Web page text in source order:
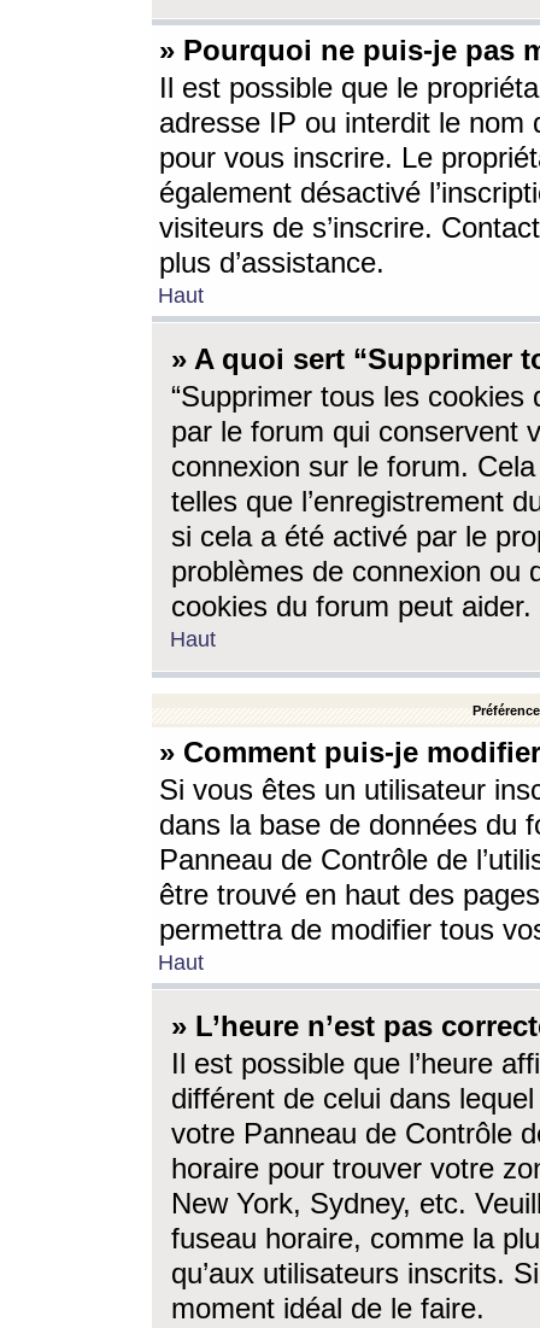
» Pourquoi ne puis-je pas
Il est possible que le
adresse IP ou interdit le nom
pour vous inscrire. Le
également désactivé
visiteurs de s’inscrire.
plus d’assistance.
Haut
» A quoi sert “Supprimer
“Supprimer tous les cookies
par le forum qui conservent
connexion sur le forum.
telles que l’enregistrement
si cela a été activé par le
problèmes de connexion ou
cookies du forum peut aider.
Haut
» Comment puis-je
Si vous êtes un utilisateur
dans la base de données du
Panneau de Contrôle de
être trouvé en haut des
permettra de modifier tous
Haut
» L’heure n’est pas
Il est possible que l’heure
différent de celui dans
votre Panneau de Contrôle
horaire pour trouver votre
New York, Sydney, etc.
fuseau horaire, comme la
qu’aux utilisateurs inscrits.
moment idéal de le faire.